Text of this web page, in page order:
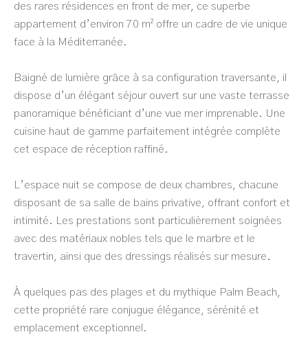
des rares résidences en front de mer, ce superbe
appartement d’environ 70 m² offre un cadre de vie unique
face à la Méditerranée.
Baigné de lumière grâce à sa configuration traversante, il
dispose d’un élégant séjour ouvert sur une vaste terrasse
panoramique bénéficiant d’une vue mer imprenable. Une
cuisine haut de gamme parfaitement intégrée complète
cet espace de réception raffiné.
L’espace nuit se compose de deux chambres, chacune
disposant de sa salle de bains privative, offrant confort et
intimité. Les prestations sont particulièrement soignées
avec des matériaux nobles tels que le marbre et le
travertin, ainsi que des dressings réalisés sur mesure.
À quelques pas des plages et du mythique Palm Beach,
cette propriété rare conjugue élégance, sérénité et
emplacement exceptionnel.